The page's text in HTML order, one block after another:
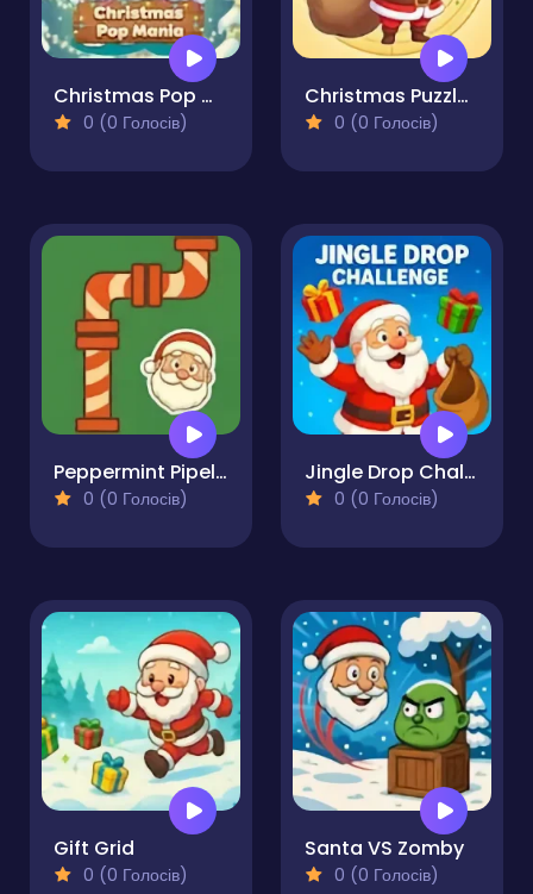
Christmas Pop Mania
0 (0 Голосів)
Christmas Puzzle 2
0 (0 Голосів)
Peppermint Pipeline
0 (0 Голосів)
Jingle Drop Challenge
0 (0 Голосів)
Gift Grid
0 (0 Голосів)
Santa VS Zomby
0 (0 Голосів)